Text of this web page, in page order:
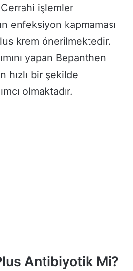
işlemler
enfeksiyon kapmaması
krem önerilmektedir.
yapan Bepanthen
hızlı bir şekilde
olmaktadır.
Antibiyotik Mi?